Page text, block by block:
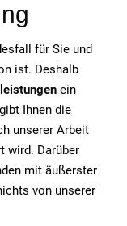
für Sie und
ist. Deshalb
ein
Ihnen die
unserer Arbeit
wird. Darüber
mit äußerster
von unserer